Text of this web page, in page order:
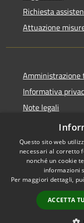
Richiesta
Attuazione
Amministrazione
Informativa
Note legali
Dichiarazione di
Accessibilità
Questo sito web
necessari al corretto
nonché un cookie
informazioni
Per maggiori dettagli,
ACCETTA